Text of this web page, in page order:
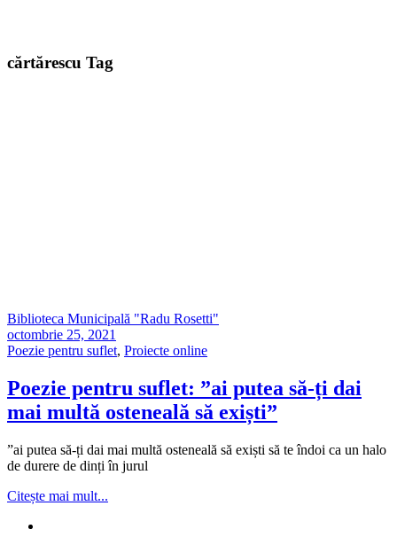
cărtărescu Tag
Biblioteca Municipală "Radu Rosetti"
octombrie 25, 2021
Poezie pentru suflet, Proiecte online
Poezie pentru suflet: ”ai putea să-ți dai
mai multă osteneală să exiști”
”ai putea să-ți dai mai multă osteneală să exiști să te îndoi ca un halo
de durere de dinți în jurul
Citește mai mult...